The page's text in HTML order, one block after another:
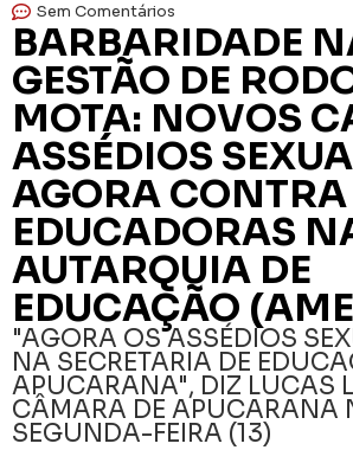
Sem Comentários
BARBARIDADE
GESTÃO DE
MOTA: NOVOS
ASSÉDIOS
AGORA CONTRA
EDUCADORAS
AUTARQUIA DE
EDUCAÇÃO
"AGORA OS ASSÉDIOS
NA SECRETARIA DE
APUCARANA", DIZ LUCAS
CÂMARA DE APUCARANA
SEGUNDA-FEIRA (13)